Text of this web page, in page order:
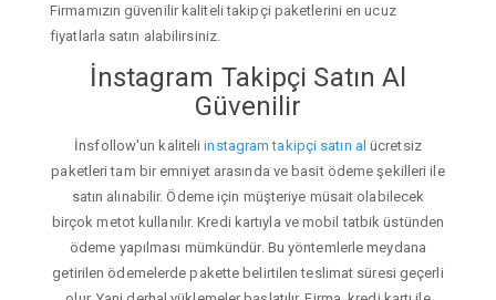
Firmamızın güvenilir kaliteli takipçi paketlerini en ucuz
fiyatlarla satın alabilirsiniz.
İnstagram Takipçi Satın Al
Güvenilir
İnsfollow'un kaliteliinstagram takipçi satın al ücretsiz
paketleri tam bir emniyet arasında ve basit ödeme şekilleri ile
satın alınabilir. Ödeme için müşteriye müsait olabilecek
birçok metot kullanılır. Kredi kartıyla ve mobil tatbik üstünden
ödeme yapılması mümkündür. Bu yöntemlerle meydana
getirilen ödemelerde pakette belirtilen teslimat süresi geçerli